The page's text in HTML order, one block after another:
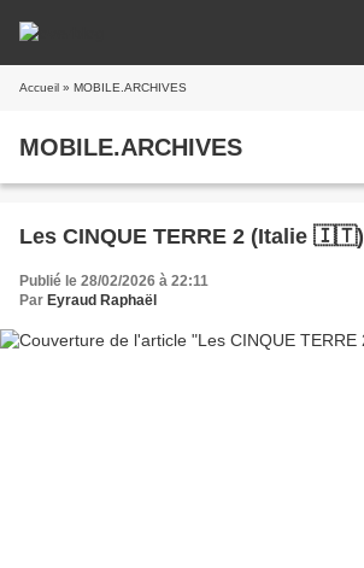
Accueil » MOBILE.ARCHIVES
MOBILE.ARCHIVES
Les CINQUE TERRE 2 (Italie 🇮🇹)
Publié le 28/02/2026 à 22:11
Par Eyraud Raphaël